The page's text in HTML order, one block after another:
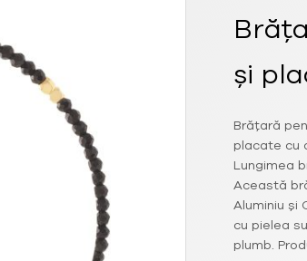
și
Brățară
placate cu
Lungimea
Această
Aluminiu și
cu pielea
plumb.